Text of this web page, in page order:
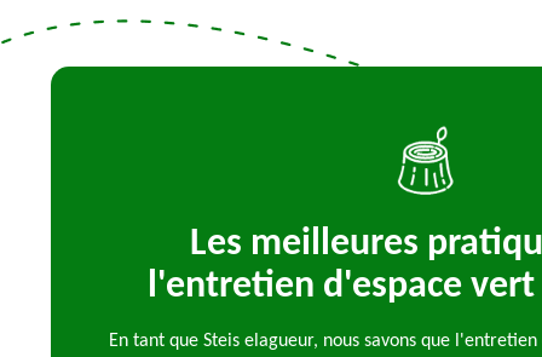
Les meilleures
l'entretien d'espace vert
En tant que Steis elagueur, nous savons que